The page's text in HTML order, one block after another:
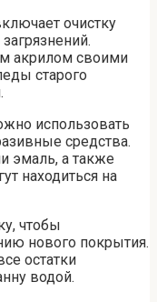
очистку
акрилом своими
старого
использовать
средства.
эмаль, а также
находиться на
чтобы
нового покрытия.
остатки
водой.